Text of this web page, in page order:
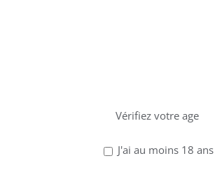
Vérifiez votre age
J'ai au moins 18 ans